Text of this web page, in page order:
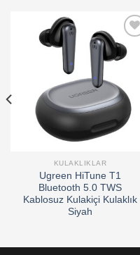
Add to
wishlist
KULAKLIKLAR
Ugreen HiTune T1
Bluetooth 5.0 TWS
Kablosuz Kulakiçi Kulaklık
Siyah